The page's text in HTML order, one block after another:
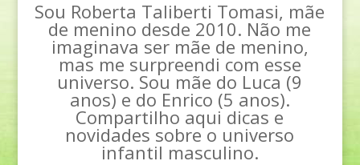
Sou Roberta Taliberti Tomasi, mãe
de menino desde 2010. Não me
imaginava ser mãe de menino,
mas me surpreendi com esse
universo. Sou mãe do Luca (9
anos) e do Enrico (5 anos).
Compartilho aqui dicas e
novidades sobre o universo
infantil masculino.